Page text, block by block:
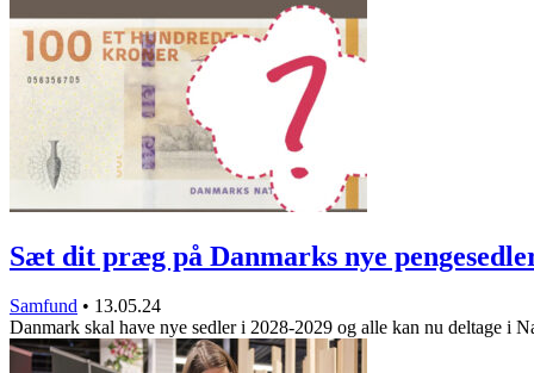
Sæt dit præg på Danmarks nye
Samfund • 13.05.24
Danmark skal have nye sedler i 2028-2029 og alle kan nu deltage i